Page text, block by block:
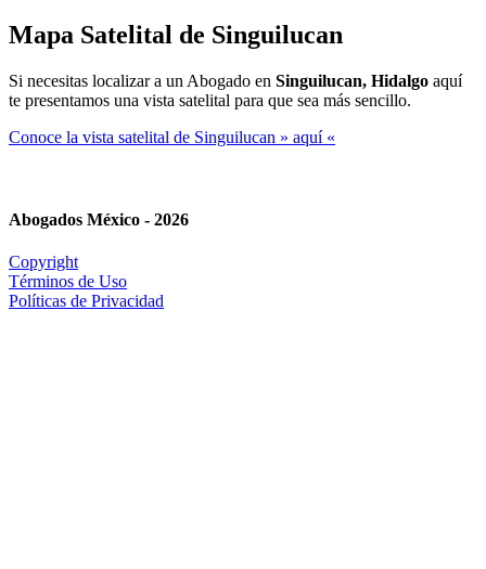
Mapa Satelital de Singuilucan
Si necesitas localizar a un Abogado en Singuilucan, Hidalgo aquí
te presentamos una vista satelital para que sea más sencillo.
Conoce la vista satelital de Singuilucan » aquí «
Abogados México - 2026
Copyright
Términos de Uso
Políticas de Privacidad